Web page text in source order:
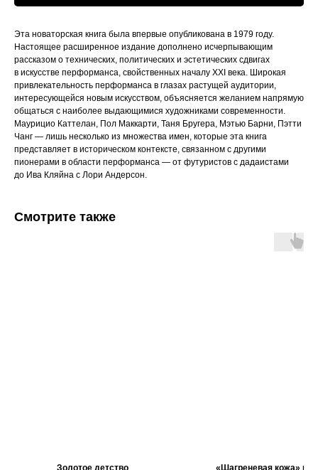
Эта новаторская книга была впервые опубликована в 1979 году.
Настоящее расширенное издание дополнено исчерпывающим
рассказом о технических, политических и эстетических сдвигах
в искусстве перформанса, свойственных началу ХХI века. Широкая
привлекательность перформанса в глазах растущей аудитории,
интересующейся новым искусством, объясняется желанием напрямую
общаться с наиболее выдающимися художниками современности.
Маурицио Каттелан, Пол Маккарти, Таня Бругера, Мэтью Барни, Пэтти
Чанг — лишь несколько из множества имен, которые эта книга
представляет в историческом контексте, связанном с другими
пионерами в области перформанса — от футуристов с дадаистами
до Ива Кляйна с Лори Андерсон.
Смотрите также
Золотое детство «Шагреневая кожа» из